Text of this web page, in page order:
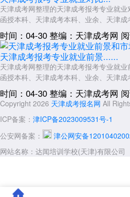
天津成考网整理的天津成考报考专业就
函授本科、天津成考本科、业余、天津
时间：04-30 整编：天津成考网
天津成考报考专业就业前景......
天津成考网整理的天津成考报考专业就
函授本科、天津成考本科、业余、天津
时间：04-30 整编：天津成考网
Copyright 2026 天津成考报名网 All
ICP备案： 津ICP备2023009531号-1
公安网备案：
津公网安备
网站名称：达闻培训学校(天津)有限公司